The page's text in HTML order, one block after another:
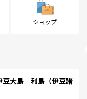
ショップ
大島 利島（伊豆諸